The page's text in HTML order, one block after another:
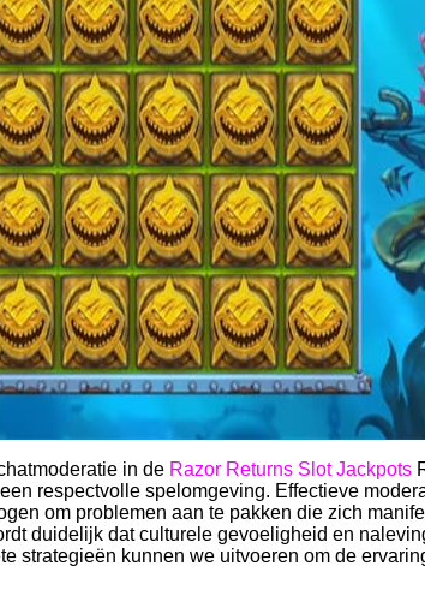
in de Razor Returns Slot Jackpots
respectvolle spelomgeving. Effectieve
om problemen aan te pakken die zich
duidelijk dat culturele gevoeligheid en
strategieën kunnen we uitvoeren om de